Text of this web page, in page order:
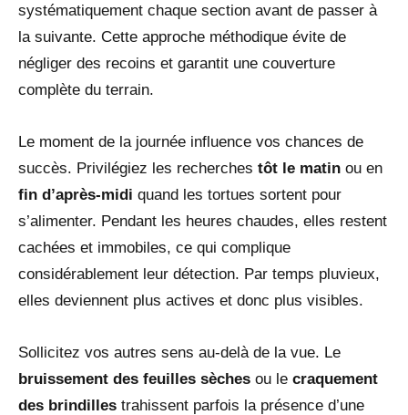
systématiquement chaque section avant de passer à
la suivante. Cette approche méthodique évite de
négliger des recoins et garantit une couverture
complète du terrain.
Le moment de la journée influence vos chances de
succès. Privilégiez les recherches tôt le matin ou en
fin d’après-midi quand les tortues sortent pour
s’alimenter. Pendant les heures chaudes, elles restent
cachées et immobiles, ce qui complique
considérablement leur détection. Par temps pluvieux,
elles deviennent plus actives et donc plus visibles.
Sollicitez vos autres sens au-delà de la vue. Le
bruissement des feuilles sèches ou le craquement
des brindilles trahissent parfois la présence d’une